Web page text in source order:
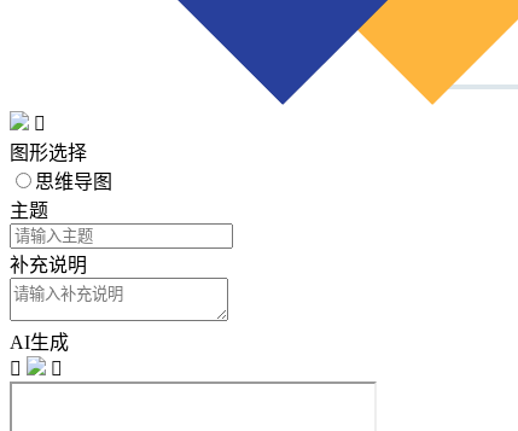

图形选择
思维导图
主题
补充说明
AI生成

